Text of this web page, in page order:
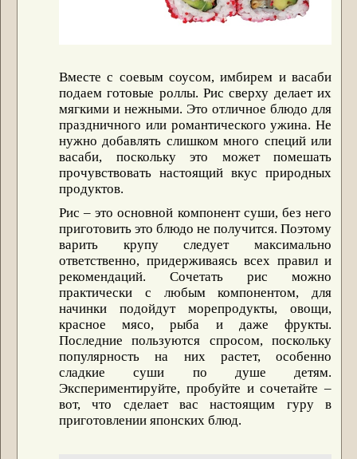
Вместе с соевым соусом, имбирем и васаби
подаем готовые роллы. Рис сверху делает их
мягкими и нежными. Это отличное блюдо для
праздничного или романтического ужина. Не
нужно добавлять слишком много специй или
васаби, поскольку это может помешать
прочувствовать настоящий вкус природных
продуктов.
Рис – это основной компонент суши, без него
приготовить это блюдо не получится. Поэтому
варить крупу следует максимально
ответственно, придерживаясь всех правил и
рекомендаций. Сочетать рис можно
практически с любым компонентом, для
начинки подойдут морепродукты, овощи,
красное мясо, рыба и даже фрукты.
Последние пользуются спросом, поскольку
популярность на них растет, особенно
сладкие суши по душе детям.
Экспериментируйте, пробуйте и сочетайте –
вот, что сделает вас настоящим гуру в
приготовлении японских блюд.